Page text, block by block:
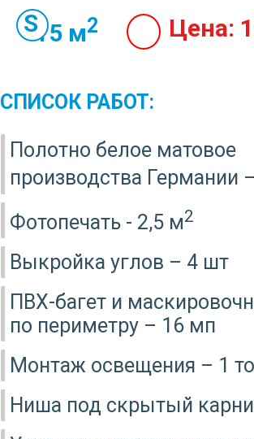
15 м2 Цена:
СПИСОК РАБОТ:
Полотно белое матовое
производства Германии
Фотопечать - 2,5 м2
Выкройка углов – 4 шт
ПВХ-багет и
по периметру – 16 мп
Монтаж освещения – 1
Ниша под скрытый